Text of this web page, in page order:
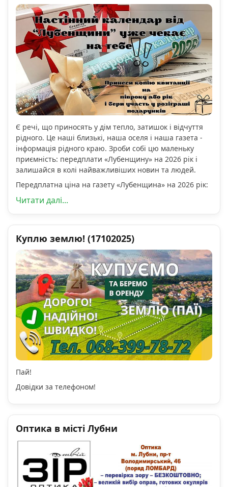
Є речі, що приносять у дім тепло, затишок і відчуття
рідного. Це наші близькі, наша оселя і наша газета -
інформація рідного краю. Зроби собі цю маленьку
приємність: передплати «Лубенщину» на 2026 рік і
залишайся в колі найважливіших новин та людей.
Передплатна ціна на газету «Лубенщина» на 2026 рік:
Читати далі...
Куплю землю! (17102025)
Пай!
Довідки за телефоном!
Оптика в місті Лубни